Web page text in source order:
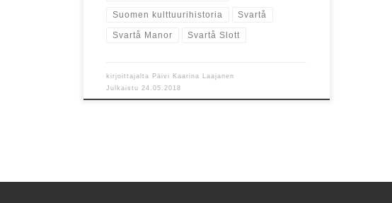
Suomen kulttuurihistoria Svartå
Svartå Manor Svartå Slott
kirjoittajalta Päivi Kaarina Laajanen
Julkaistu 24.05.2018